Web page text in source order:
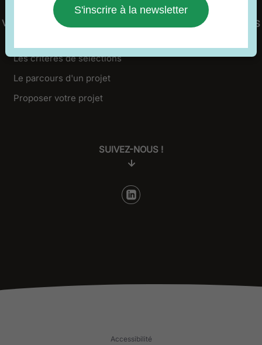
VOTRE PROJET
Les critères de sélections
Le parcours d'un projet
Proposer votre projet
L'ENGAGEMENT
ACTUALITÉS
SUIVEZ-NOUS !
Accessibilité
S'inscrire à la newsletter